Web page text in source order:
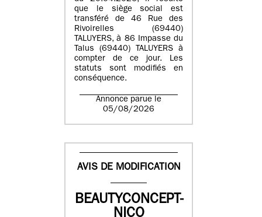
que le siège social est
transféré de 46 Rue des
Rivoirelles (69440)
TALUYERS, à 86 Impasse du
Talus (69440) TALUYERS à
compter de ce jour. Les
statuts sont modifiés en
conséquence.
Annonce parue le
05/08/2026
AVIS DE MODIFICATION
BEAUTYCONCEPT-